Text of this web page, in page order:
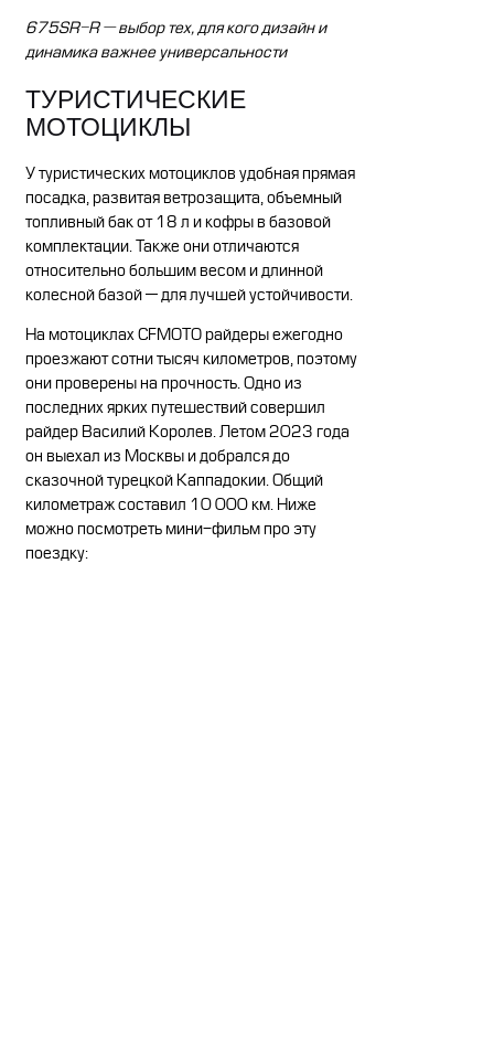
675SR-R — выбор тех, для кого дизайн и
динамика важнее универсальности
ТУРИСТИЧЕСКИЕ
МОТОЦИКЛЫ
У туристических мотоциклов удобная прямая
посадка, развитая ветрозащита, объемный
топливный бак от 18 л и кофры в базовой
комплектации. Также они отличаются
относительно большим весом и длинной
колесной базой — для лучшей устойчивости.
На мотоциклах CFMOTO райдеры ежегодно
проезжают сотни тысяч километров, поэтому
они проверены на прочность. Одно из
последних ярких путешествий совершил
райдер Василий Королев. Летом 2023 года
он выехал из Москвы и добрался до
сказочной турецкой Каппадокии. Общий
километраж составил 10 000 км. Ниже
можно посмотреть мини-фильм про эту
поездку: